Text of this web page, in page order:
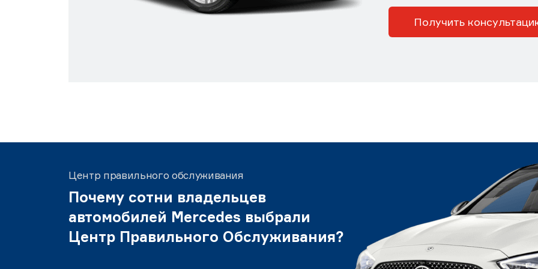
Получить
Центр правильного обслуживания
Почему сотни владельцев
автомобилей Mercedes выбрали
Центр Правильного Обслуживания?